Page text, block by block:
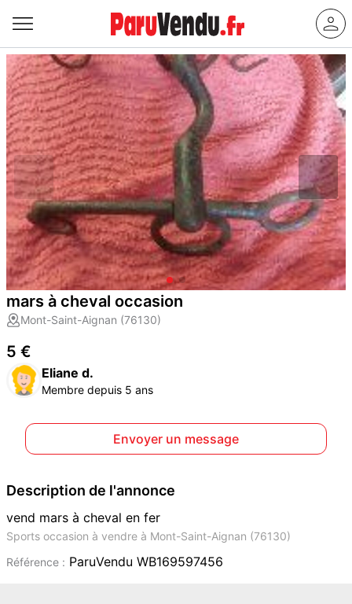
mars à cheval occasion
Mont-Saint-Aignan (76130)
5 €
Eliane d.
Membre depuis 5 ans
Envoyer un message
Description de l'annonce
vend mars à cheval en fer
Sports occasion à vendre à Mont-Saint-Aignan (76130)
Référence : ParuVendu WB169597456